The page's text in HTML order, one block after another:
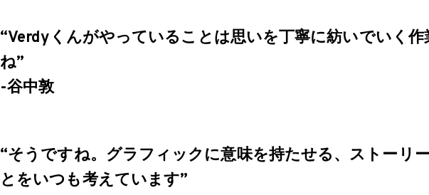
“Verdyくんがやっていることは思いを丁寧に紡いでいく作
ね”
-谷中敦
“そうですね。グラフィックに意味を持たせる、ストーリ
とをいつも考えています”